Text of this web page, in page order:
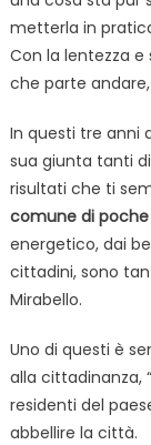
metterla in
Con la lentezza
che parte
In questi tre anni
sua giunta tanti
risultati che ti
comune di
energetico, dai
cittadini, sono
Mirabello.
Uno di questi è
alla cittadinanza, “
residenti del
abbellire la città.